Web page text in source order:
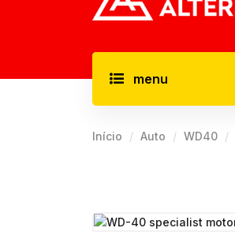
menu
Início Auto WD40